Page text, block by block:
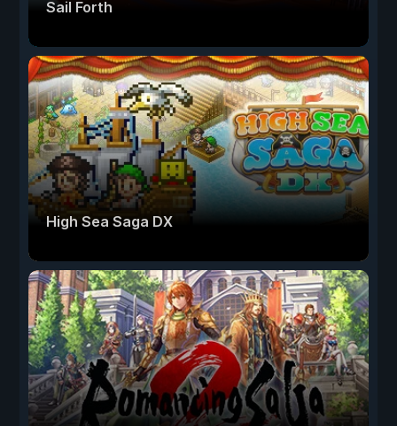
Sail Forth
High Sea Saga DX